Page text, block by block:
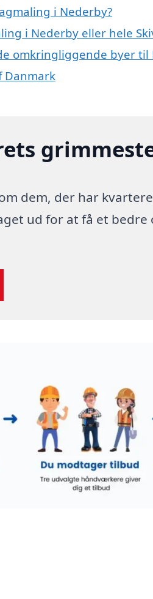
i Nederby?
i Nederby eller hele
omkringliggende byer til
Danmark
dem, der har
ud for at få et bedre